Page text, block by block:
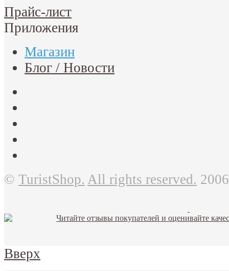
Прайс-лист
Приложения
Магазин
Блог / Новости
© TuristShop. All rights reserved.
Вверх